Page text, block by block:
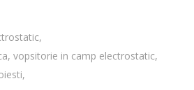
,
,vopsitorie in camp electrostatic,
,